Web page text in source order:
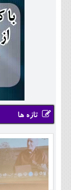
تازه ها